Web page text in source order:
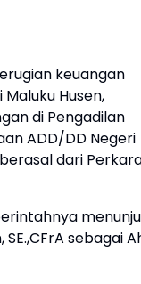
keuangan
Husen,
di Pengadilan
ADD/DD Negeri
dari
sebagai